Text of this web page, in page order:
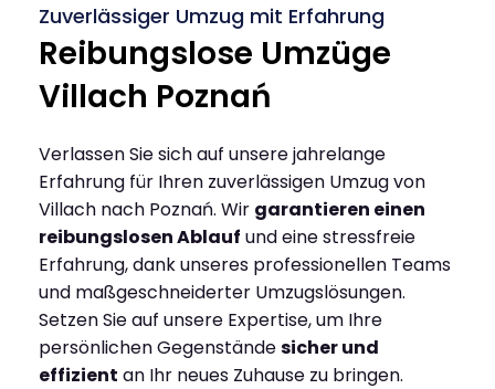
Zuverlässiger Umzug mit Erfahrung
Reibungslose Umzüge
Villach Poznań
Verlassen Sie sich auf unsere jahrelange
Erfahrung für Ihren zuverlässigen Umzug von
Villach nach Poznań. Wir garantieren einen
reibungslosen Ablauf und eine stressfreie
Erfahrung, dank unseres professionellen Teams
und maßgeschneiderter Umzugslösungen.
Setzen Sie auf unsere Expertise, um Ihre
persönlichen Gegenständesicher und
effizient an Ihr neues Zuhause zu bringen.